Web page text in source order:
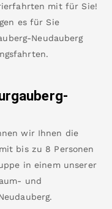
mit für Sie!
es für Sie
Neudauberg
wir Ihnen die
bis zu 8 Personen
in einem unserer
und
.